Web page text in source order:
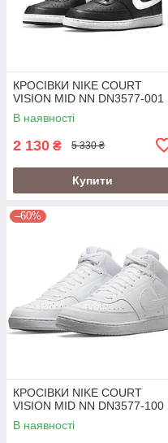
КРОСІВКИ NIKE COURT
VISION MID NN DN3577-001
В наявності
2 130 ₴ 5 330 ₴
Купити
–60%
КРОСІВКИ NIKE COURT
VISION MID NN DN3577-100
В наявності